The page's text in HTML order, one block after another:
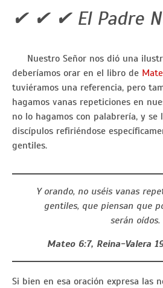
✔ ✔ ✔ El Padre
Nuestro Señor nos dió una
deberíamos orar en el libro de
tuviéramos una referencia, pero
hagamos vanas repeticiones en
no lo hagamos con palabrería, y se
discípulos refiriéndose
gentiles.
Y orando, no uséis vanas
gentiles, que piensan que
serán oídos.
Mateo 6:7, Reina-Valera
Si bien en esa oración expresa las